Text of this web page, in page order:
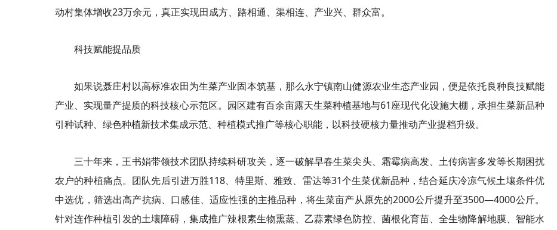
动村集体增收23万余元，真正实现田成方、路相通、渠相连、产业兴、群众富。
科技赋能提品质
如果说聂庄村以高标准农田为生菜产业固本筑基，那么永宁镇南山健源农业生态产业园，便是依托良种良技赋能
产业、实现量产提质的科技核心示范区。园区建有百余亩露天生菜种植基地与61座现代化设施大棚，承担生菜新品种
引种试种、绿色种植新技术集成示范、种植模式推广等核心职能，以科技硬核力量推动产业提档升级。
三十年来，王书娟带领技术团队持续科研攻关，逐一破解早春生菜尖头、霜霉病高发、土传病害多发等长期困扰
农户的种植痛点。团队先后引进万胜118、特里斯、雅致、雷达等31个生菜优新品种，结合延庆冷凉气候土壤条件优
中选优，筛选出高产抗病、口感佳、适应性强的主推品种，将生菜亩产从原先的2000公斤提升至3500—4000公斤。
针对连作种植引发的土壤障碍，集成推广辣根素生物熏蒸、乙蒜素绿色防控、菌根化育苗、全生物降解地膜、智能水